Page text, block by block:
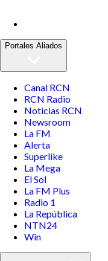
Portales Aliados
Canal RCN
RCN Radio
Noticias RCN
Newsroom
La FM
Alerta
Superlike
La Mega
El Sol
La FM Plus
Radio 1
La República
NTN24
Win